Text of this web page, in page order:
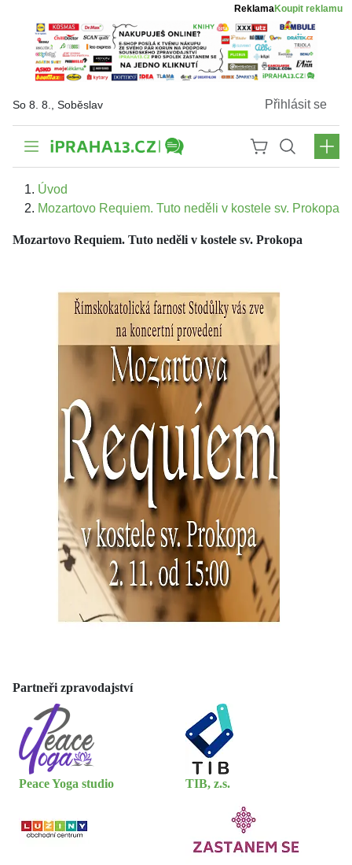
ReklamaKoupit reklamu
So 8. 8., Soběslav Přihlásit se
Úvod
Mozartovo Requiem. Tuto neděli v kostele sv. Prokopa
Mozartovo Requiem. Tuto neděli v kostele sv. Prokopa
Partneři zpravodajství
Peace Yoga studio TIB, z.s.